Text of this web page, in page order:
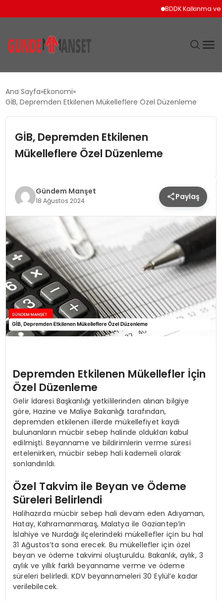
BDDK Kalkınma ve
EKONOMI
TEKNOLOJI
YAŞAM
Ana Sayfa Ekonomi
GİB, Depremden Etkilenen Mükelleflere Özel Düzenleme
GİB, Depremden Etkilenen
Mükelleflere Özel Düzenleme
Gündem Manşet
18 Ağustos 2024 Paylaş
Depremden Etkilenen Mükellefler İçin
Özel Düzenleme
Gelir İdaresi Başkanlığı yetkililerinden alınan bilgiye
göre, Hazine ve Maliye Bakanlığı tarafından,
depremden etkilenen illerde mükellefiyet kaydı
bulunanların mücbir sebep halinde oldukları kabul
edilmişti. Beyanname ve bildirimlerin verme süresi
ertelenirken, mücbir sebep hali kademeli olarak
sonlandırıldı.
Özel Takvim ile Beyan ve Ödeme
Süreleri Belirlendi
Halihazırda mücbir sebep hali devam eden Adıyaman,
Hatay, Kahramanmaraş, Malatya ile Gaziantep’in
İslahiye ve Nurdağı ilçelerindeki mükellefler için bu hal
31 Ağustos’ta sona erecek. Bu mükellefler için özel
beyan ve ödeme takvimi oluşturuldu. Bakanlık, aylık, 3
aylık ve yıllık farklı beyanname verme ve ödeme
süreleri belirledi. KDV beyannameleri 30 Eylül’e kadar
verilebilecek.